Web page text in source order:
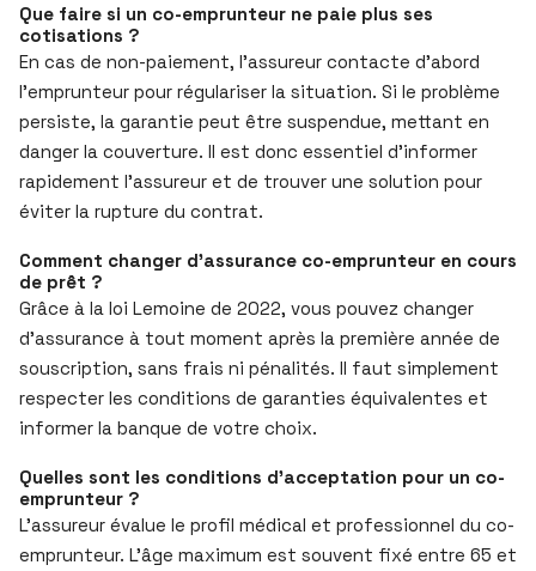
Que faire si un co-emprunteur ne paie plus ses
cotisations ?
En cas de non-paiement, l’assureur contacte d’abord
l’emprunteur pour régulariser la situation. Si le problème
persiste, la garantie peut être suspendue, mettant en
danger la couverture. Il est donc essentiel d’informer
rapidement l’assureur et de trouver une solution pour
éviter la rupture du contrat.
Comment changer d’assurance co-emprunteur en cours
de prêt ?
Grâce à la loi Lemoine de 2022, vous pouvez changer
d’assurance à tout moment après la première année de
souscription, sans frais ni pénalités. Il faut simplement
respecter les conditions de garanties équivalentes et
informer la banque de votre choix.
Quelles sont les conditions d’acceptation pour un co-
emprunteur ?
L’assureur évalue le profil médical et professionnel du co-
emprunteur. L’âge maximum est souvent fixé entre 65 et